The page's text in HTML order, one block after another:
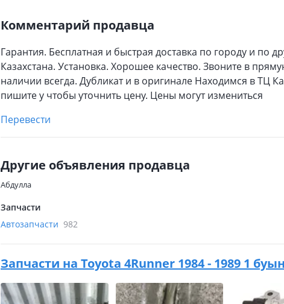
Комментарий продавца
Гарантия. Бесплатная и быстрая доставка по городу и по
Казахстана. Установка. Хорошее качество. Звоните в
наличии всегда. Дубликат и в оригинале Находимся в ТЦ
пишите у чтобы уточнить цену. Цены могут измениться
Перевести
Другие объявления продавца
Абдулла
Запчасти
Автозапчасти 982
Запчасти на Toyota 4Runner 1984 - 1989 1